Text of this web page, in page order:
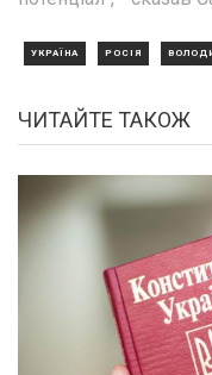
УКРАЇНА РОСІЯ
ЧИТАЙТЕ ТАКОЖ